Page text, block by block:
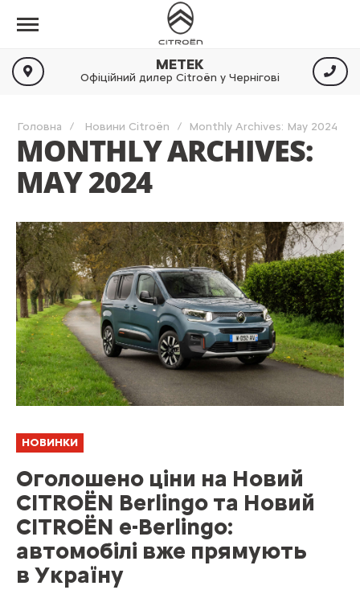
МЕТЕК
Офіційний дилер Citroën у Чернігові
Головна Новини Citroën Monthly Archives: May 2024
MONTHLY ARCHIVES:
MAY 2024
НОВИНКИ
Оголошено ціни на Новий
CITROЁN Berlingo та Новий
CITROЁN e-Berlingo:
автомобілі вже прямують
в Україну